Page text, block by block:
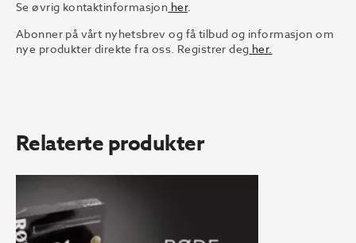
Se øvrig kontaktinformasjon her.
Abonner på vårt nyhetsbrev og få tilbud og informasjon om
nye produkter direkte fra oss. Registrer deg her.
Relaterte produkter